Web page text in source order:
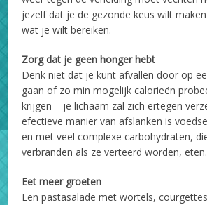
jezelf dat je de gezonde keus wilt
wat je wilt bereiken.
Zorg dat je geen honger hebt
Denk niet dat je kunt afvallen door op
gaan of zo min mogelijk calorieën
krijgen – je lichaam zal zich ertegen
efectieve manier van afslanken is
en met veel complexe carbohydraten,
verbranden als ze verteerd worden, eten.
Eet meer groeten
Een pastasalade met wortels,